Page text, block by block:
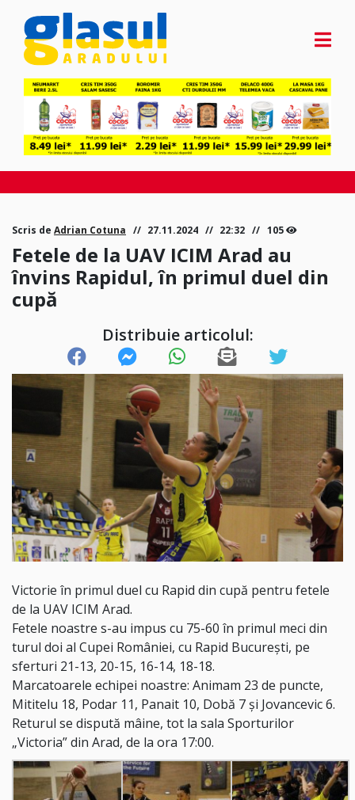
Scris de Adrian Cotuna 27.11.2024 22:32 105
Fetele de la UAV ICIM Arad au
învins Rapidul, în primul duel din
cupă
Distribuie articolul:
Victorie în primul duel cu Rapid din cupă pentru fetele
de la UAV ICIM Arad.
Fetele noastre s-au impus cu 75-60 în primul meci din
turul doi al Cupei României, cu Rapid București, pe
sferturi 21-13, 20-15, 16-14, 18-18.
Marcatoarele echipei noastre: Animam 23 de puncte,
Mititelu 18, Podar 11, Panait 10, Dobă 7 și Jovancevic 6.
Returul se dispută mâine, tot la sala Sporturilor
„Victoria” din Arad, de la ora 17:00.